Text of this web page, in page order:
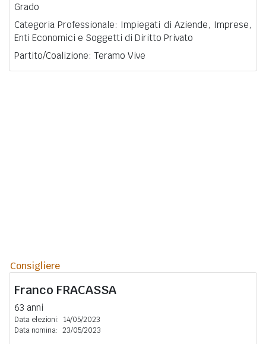
Grado
Categoria Professionale: Impiegati di Aziende, Imprese,
Enti Economici e Soggetti di Diritto Privato
Partito/Coalizione: Teramo Vive
Consigliere
Franco FRACASSA
63 anni
Data elezioni: 14/05/2023
Data nomina: 23/05/2023